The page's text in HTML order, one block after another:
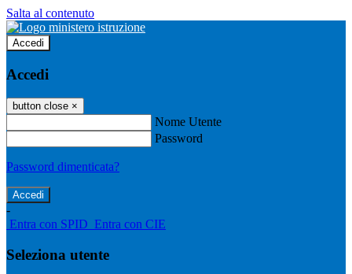
Salta al contenuto
Accedi
Accedi
button close ×
Nome Utente
Password
Password dimenticata?
-
Entra con SPID Entra con CIE
Seleziona utente